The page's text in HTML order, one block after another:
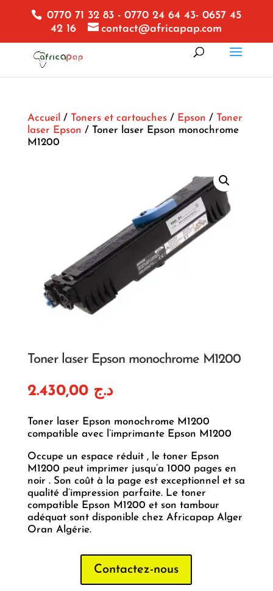
0770 71 32 83 - 0770 24 64 43- 0657 45
42 16
contact@africapap.com
Accueil / Toners et cartouches/ Epson / Toner
laser Epson / Toner laser Epson monochrome
M1200
Toner laser Epson monochrome M1200
د.ج 2.430,00
Toner laser Epson monochrome M1200
compatible avec l’imprimante Epson M1200
Occupe un espace réduit , le toner Epson
M1200 peut imprimer jusqu’a 1000 pages en
noir . Son coût à la page est exceptionnel et sa
qualité d’impression parfaite. Le toner
compatible Epson M1200 et son tambour
adéquat sont disponible chez Africapap Alger
Oran Algérie.
Contactez-nous